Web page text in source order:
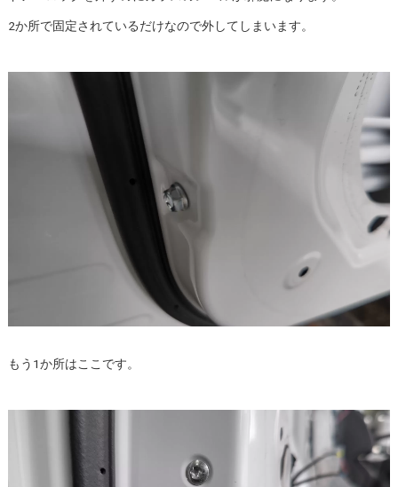
2か所で固定されているだけなので外してしまいます。
もう1か所はここです。